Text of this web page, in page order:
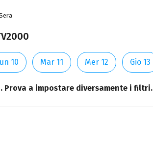
10 Mar 11 Mer 12 Gio 13
Prova a impostare diversamente i filtri.